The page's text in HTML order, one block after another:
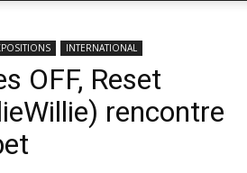
VOX
INTERNATIONAL
OFF, Reset
rencontre